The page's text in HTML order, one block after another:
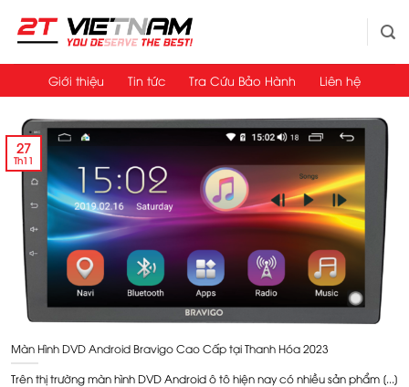
qua
Giới thiệu Tin tức Tra Cứu Bảo Hành Liên hệ
Màn Hình DVD Android Bravigo Cao Cấp tại Thanh Hóa 2023
Trên thị trường màn hình DVD Android ô tô hiện nay có nhiều sản phẩm [...]
27
Th11